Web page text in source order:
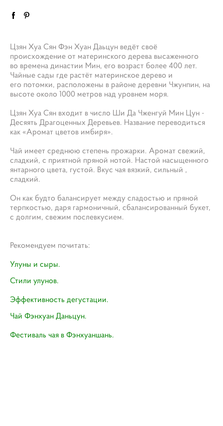
Цзян Хуа Сян Фэн Хуан Даьцун ведёт своё
происхождение от материнского дерева высаженного
во времена династии Мин, его возраст более 400 лет.
Чайные сады где растёт материнское дерево и
его потомки, расположены в районе деревни Чжунпин, на
высоте около 1000 метров над уровнем моря.
Цзян Хуа Сян входит в число Ши Да Чженгуй Мин Цун -
Десяять Драгоценных Деревьев. Название переводиться
как «Аромат цветов имбиря».
Чай имеет среднюю степень прожарки. Аромат свежий,
сладкий, с приятной пряной нотой. Настой насыщенного
янтарного цвета, густой. Вкус чая вязкий, сильный ,
сладкий.
Он как будто балансирует между сладостью и пряной
терпкостью, даря гармоничный, сбалансированный букет,
с долгим, свежим послевкусием.
Рекомендуем почитать:
Улуны и сыры.
Стили улунов.
Эффективность дегустации.​
Чай Фэнхуан Даньцун.
Фестиваль чая в Фэнхуаншань.